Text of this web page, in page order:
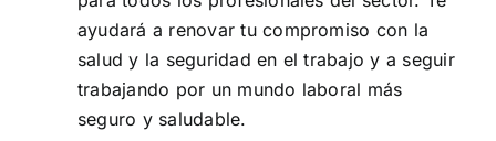
ayudará a renovar tu compromiso con la
salud y la seguridad en el trabajo y a seguir
trabajando por un mundo laboral más
seguro y saludable.